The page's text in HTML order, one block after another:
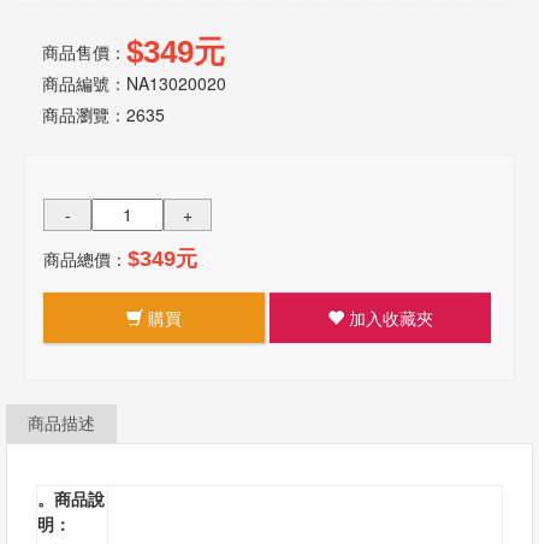
商品售價： $349元
商品編號：NA13020020
商品瀏覽： 2635
-
+
商品總價： $349元
購買 加入收藏夾
商品描述
。商品說
明：